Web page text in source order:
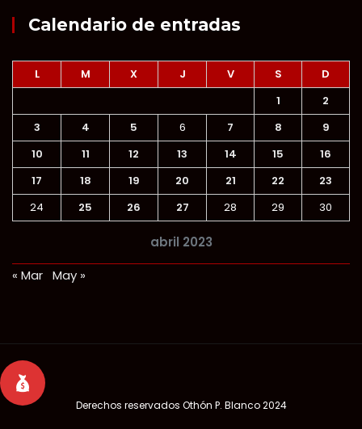
Calendario de entradas
abril 2023
L M X J V S
D
1
2
3
4 5 6 7 8
9
10
11 12 13 14 15
16
17
18 19 20 21 22
23
24
25 26 27 28 29 30
« Mar May »
Derechos reservados Othón P. Blanco 2024